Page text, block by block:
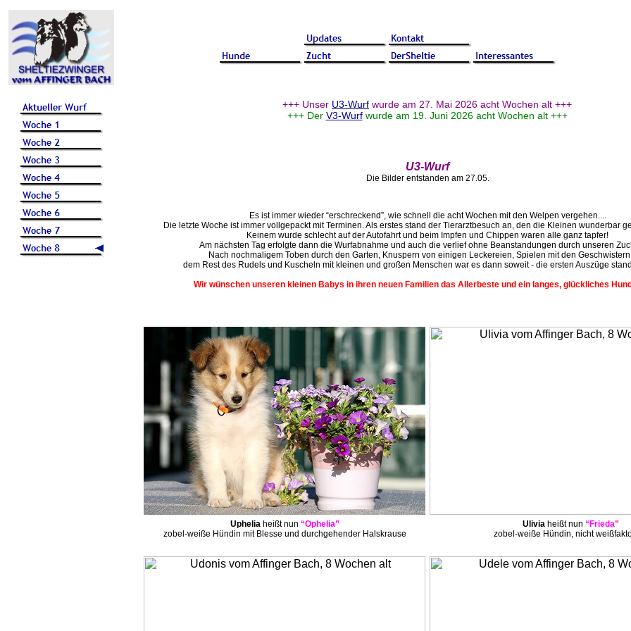
+++ Unser U3-Wurf wurde am 27. Mai 2026 acht Wochen alt +++
+++ Der V3-Wurfwurde am 19. Juni 2026 acht Wochen alt +++
U3-Wurf
Die Bilder entstanden am 27.05.
Es ist immer wieder “erschreckend”, wie schnell die acht Wochen mit den Welpen vergehen....
Die letzte Woche ist immer vollgepackt mit Terminen. Als erstes stand der Tierarztbesuch an, den die Kleinen wunderbar
Keinem wurde schlecht auf der Autofahrt und beim Impfen und Chippen waren alle ganz tapfer!
Am nächsten Tag erfolgte dann die Wurfabnahme und auch die verlief ohne Beanstandungen durch unseren
Nach nochmaligem Toben durch den Garten, Knuspern von einigen Leckereien, Spielen mit den Geschwistern
dem Rest des Rudels und Kuscheln mit kleinen und großen Menschen war es dann soweit - die ersten Auszüge
Wir wünschen unseren kleinen Babys in ihren neuen Familien das Allerbeste und ein langes, glückliches
Uphelia heißt nun “Ophelia”
zobel-weiße Hündin mit Blesse und durchgehender Halskrause
Ulivia heißt nun “Frieda”
zobel-weiße Hündin, nicht